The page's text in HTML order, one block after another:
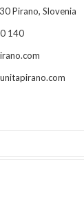
Pirano, Slovenia
140